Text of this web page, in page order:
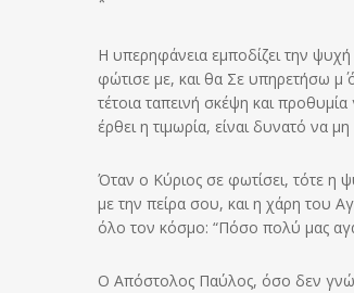
Η υπερηφάνεια εμποδίζει την
φώτισε με, και θα Σε υπηρετήσω
τέτοια ταπεινή σκέψη και
έρθει η τιμωρία, είναι δυνατό να
Όταν ο Κύριος σε φωτίσει, τότε η
με την πείρα σου, και η χάρη του
όλο τον κόσμο: “Πόσο πολύ μας
Ο Απόστολος Παύλος, όσο δεν